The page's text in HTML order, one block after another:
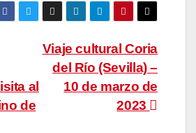
Viaje cultural Coria
del Río (Sevilla) –
10 de marzo de
2023
al
de